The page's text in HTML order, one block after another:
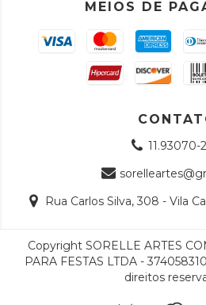
MEIOS DE
11.93070-
Rua Carlos Silva, 308 - Vila
Copyright SORELLE ARTES
PARA FESTAS LTDA -
direitos